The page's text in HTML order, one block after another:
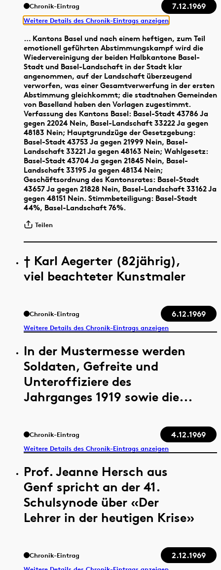
Chronik-Eintrag 7.12.1969
Weitere Details des Chronik-Eintrags anzeigen
… Kantons Basel und nach einem heftigen, zum Teil
emotionell geführten Abstimmungskampf wird die
Wiedervereinigung der beiden Halbkantone Basel-
Stadt und Basel-Landschaft in der Stadt klar
angenommen, auf der Landschaft überzeugend
verworfen, was einer Gesamtverwerfung in der ersten
Abstimmung gleichkommt; die stadtnahen Gemeinden
von Baselland haben den Vorlagen zugestimmt.
Verfassung des Kantons Basel: Basel-Stadt 43786 Ja
gegen 22024 Nein, Basel-Landschaft 33222 Ja gegen
48183 Nein; Hauptgrundzüge der Gesetzgebung:
Basel-Stadt 43753 Ja gegen 21999 Nein, Basel-
Landschaft 33221 Ja gegen 48163 Nein; Wahlgesetz:
Basel-Stadt 43704 Ja gegen 21845 Nein, Basel-
Landschaft 33195 Ja gegen 48134 Nein;
Geschäftsordnung des Kantonsrates: Basel-Stadt
43657 Ja gegen 21828 Nein, Basel-Landschaft 33162 Ja
gegen 48151 Nein. Stimmbeteiligung: Basel-Stadt
44%, Basel-Landschaft 76%.
Teilen
† Karl Aegerter (82jährig),
viel beachteter Kunstmaler
Chronik-Eintrag 6.12.1969
Weitere Details des Chronik-Eintrags anzeigen
In der Mustermesse werden
Soldaten, Gefreite und
Unteroffiziere des
Jahrganges 1919 sowie die...
Chronik-Eintrag 4.12.1969
Weitere Details des Chronik-Eintrags anzeigen
Prof. Jeanne Hersch aus
Genf spricht an der 41.
Schulsynode über «Der
Lehrer in der heutigen Krise»
Chronik-Eintrag 2.12.1969